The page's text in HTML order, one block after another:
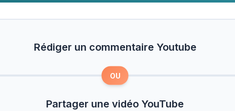
Rédiger un commentaire Youtube
OU
Partager une vidéo YouTube